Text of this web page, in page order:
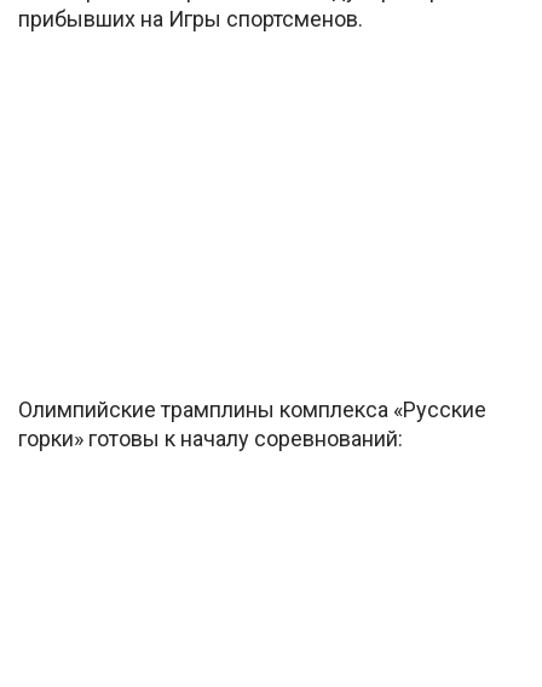
прибывших на Игры спортсменов.
Олимпийские трамплины комплекса «Русские
горки» готовы к началу соревнований: